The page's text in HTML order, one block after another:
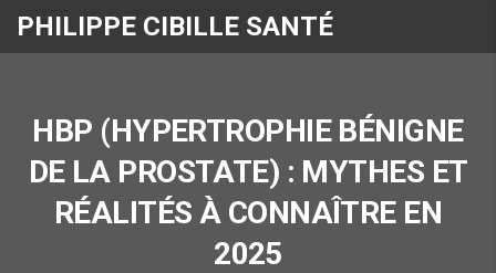
PHILIPPE CIBILLE SANTÉ
HBP (HYPERTROPHIE BÉNIGNE
DE LA PROSTATE) : MYTHES ET
RÉALITÉS À CONNAÎTRE EN
2025